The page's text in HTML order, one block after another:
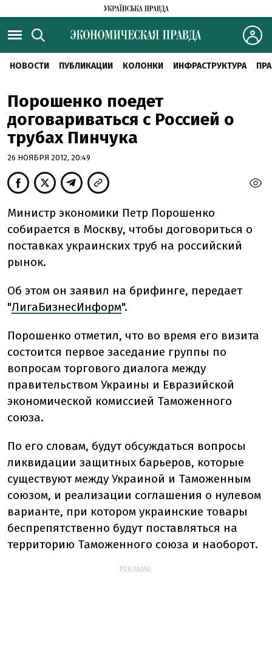
НОВОСТИ ПУБЛИКАЦИИ КОЛОНКИ ИНФРАСТРУКТУРА
Порошенко поедет
договариваться с Россией о
трубах Пинчука
26 НОЯБРЯ 2012, 20:49
Министр экономики Петр Порошенко
собирается в Москву, чтобы договориться о
поставках украинских труб на российский
рынок.
Об этом он заявил на брифинге, передает
"ЛигаБизнесИнформ".
Порошенко отметил, что во время его визита
состоится первое заседание группы по
вопросам торгового диалога между
правительством Украины и Евразийской
экономической комиссией Таможенного
союза.
По его словам, будут обсуждаться вопросы
ликвидации защитных барьеров, которые
существуют между Украиной и Таможенным
союзом, и реализации соглашения о нулевом
варианте, при котором украинские товары
беспрепятственно будут поставляться на
территорию Таможенного союза и наоборот.
РЕКЛАМА: